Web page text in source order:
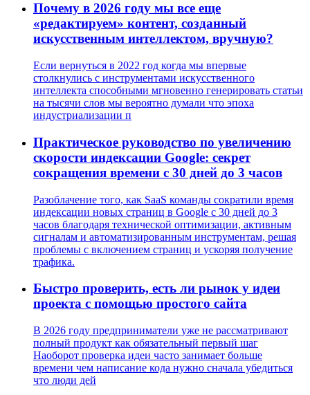
Почему в 2026 году мы все еще
«редактируем» контент, созданный
искусственным интеллектом, вручную?
Если вернуться в 2022 год когда мы впервые
столкнулись с инструментами искусственного
интеллекта способными мгновенно генерировать статьи
на тысячи слов мы вероятно думали что эпоха
индустриализации п
Практическое руководство по увеличению
скорости индексации Google: секрет
сокращения времени с 30 дней до 3 часов
Разоблачение того, как SaaS команды сократили время
индексации новых страниц в Google с 30 дней до 3
часов благодаря технической оптимизации, активным
сигналам и автоматизированным инструментам, решая
проблемы с включением страниц и ускоряя получение
трафика.
Быстро проверить, есть ли рынок у идеи
проекта с помощью простого сайта
В 2026 году предприниматели уже не рассматривают
полный продукт как обязательный первый шаг
Наоборот проверка идеи часто занимает больше
времени чем написание кода нужно сначала убедиться
что люди дей